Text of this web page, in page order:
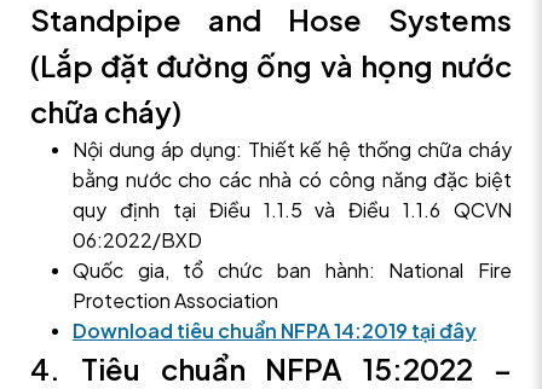
Standpipe and Hose Systems
(Lắp đặt đường ống và họng nước
chữa cháy)
Nội dung áp dụng: Thiết kế hệ thống chữa cháy
bằng nước cho các nhà có công năng đặc biệt
quy định tại Điều 1.1.5 và Điều 1.1.6 QCVN
06:2022/BXD
Quốc gia, tổ chức ban hành: National Fire
Protection Association
Download tiêu chuẩn NFPA 14:2019 tại đây
4. Tiêu chuẩn NFPA 15:2022 –